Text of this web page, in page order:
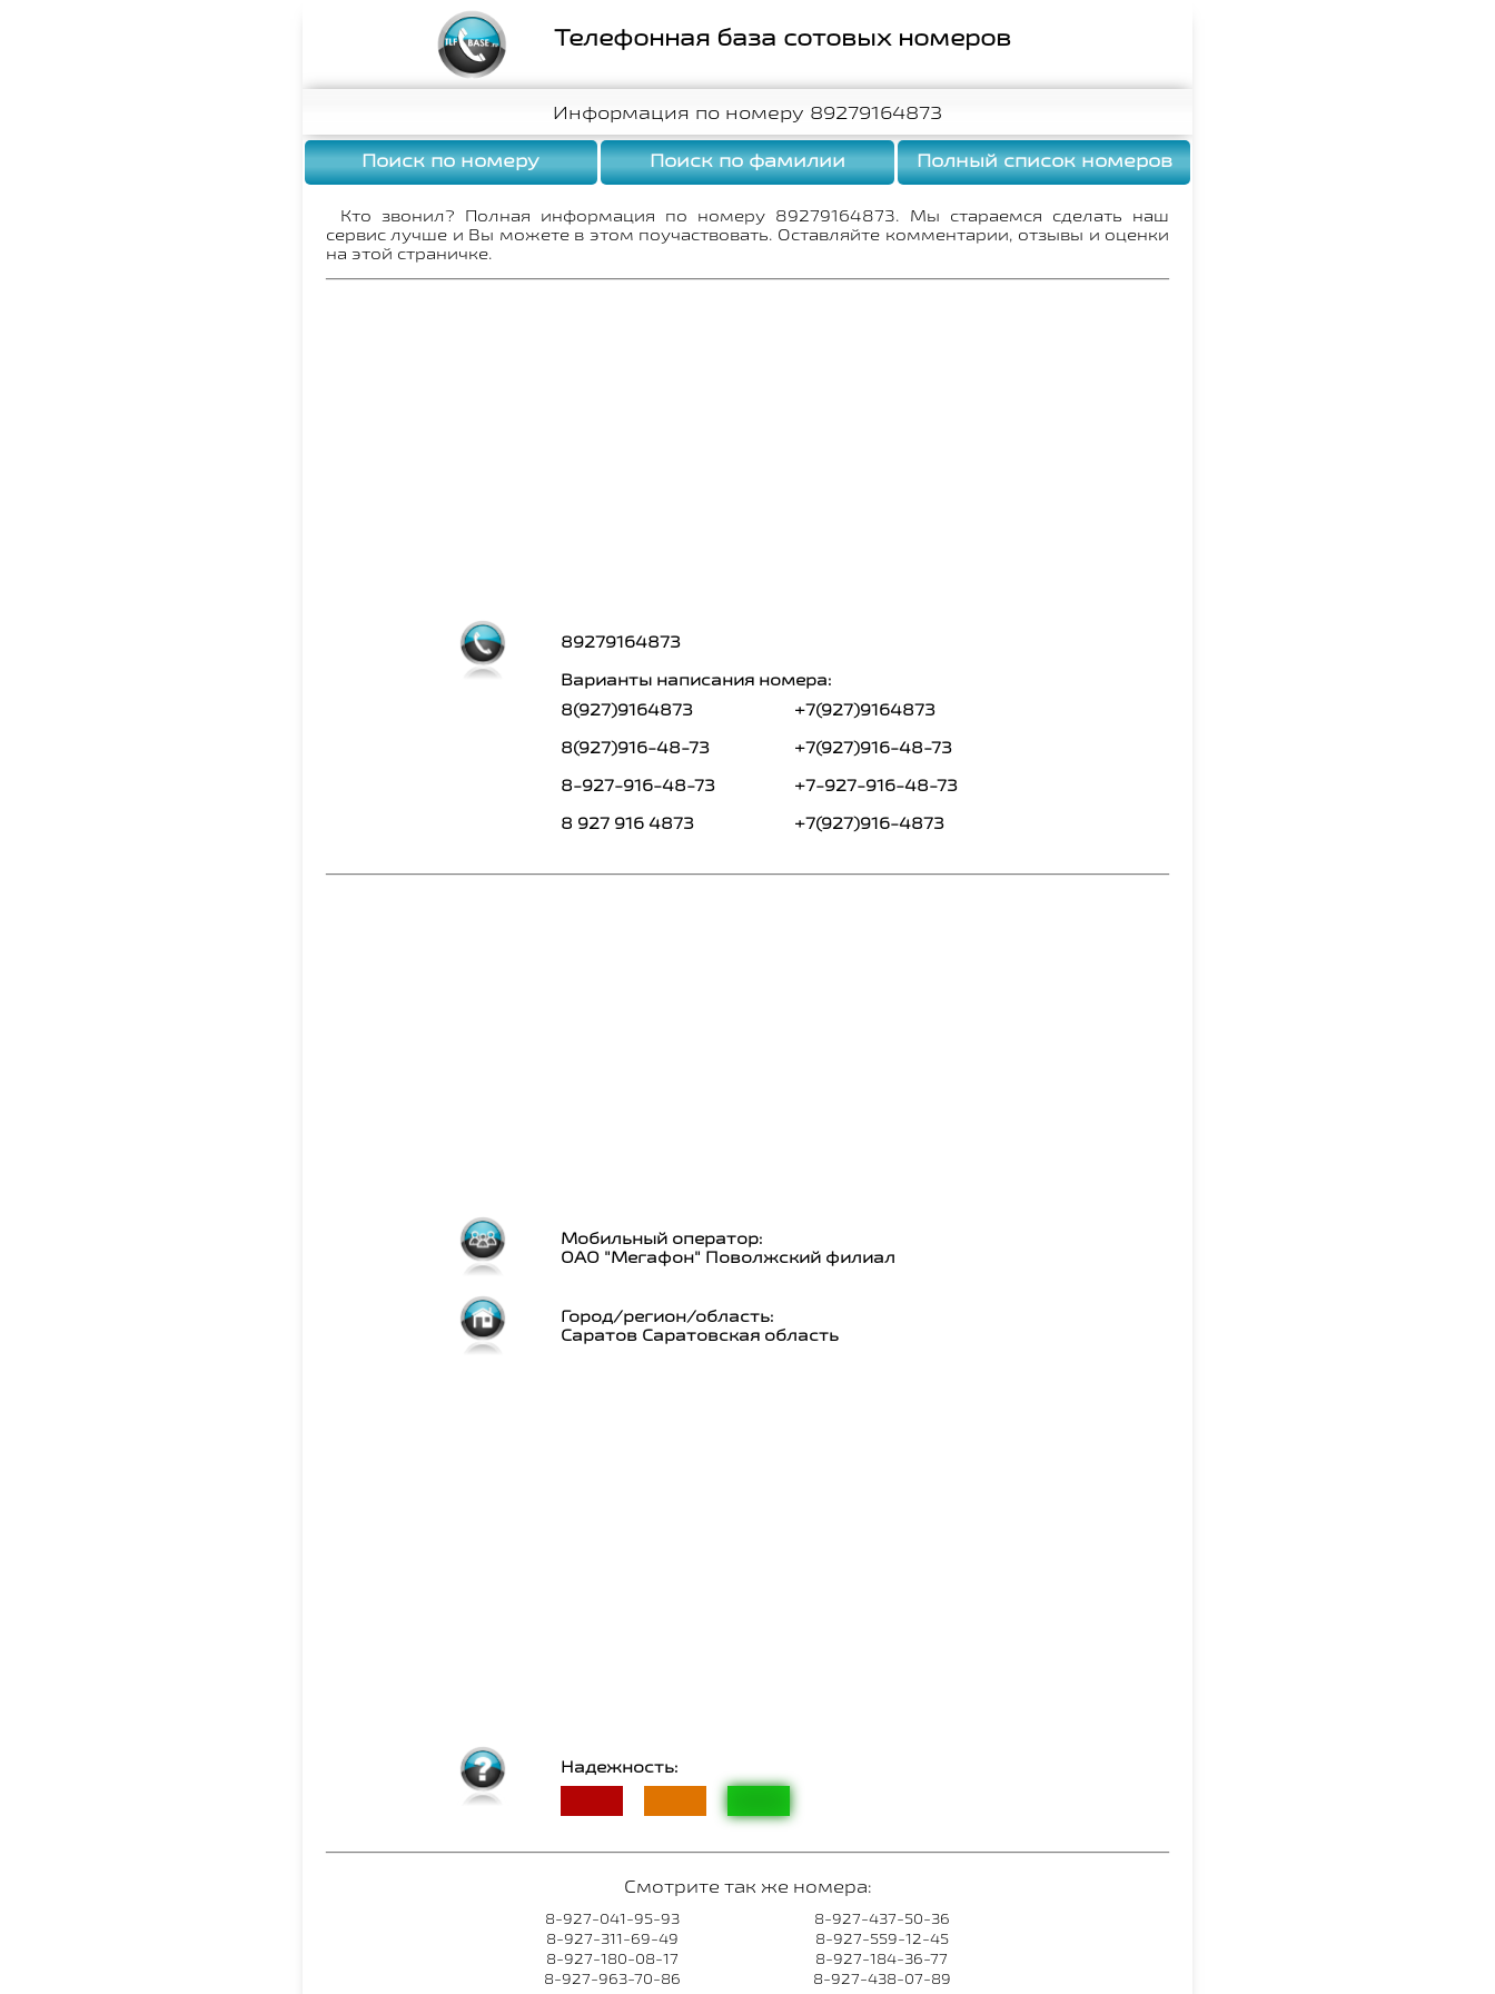
Кто звонил? Полная информация по номеру 89279164873. Мы стараемся сделать наш
сервис лучше и Вы можете в этом поучаствовать. Оставляйте комментарии, отзывы и оценки
на этой страничке.
89279164873
Варианты написания номера:
8(927)9164873
8(927)916-48-73
8-927-916-48-73
8 927 916 4873
+7(927)9164873
+7(927)916-48-73
+7-927-916-48-73
+7(927)916-4873
Мобильный оператор:
ОАО "Мегафон" Поволжский филиал
Город/регион/область:
Саратов Саратовская область
Надежность:
Смотрите так же номера:
8-927-041-95-93
8-927-311-69-49
8-927-180-08-17
8-927-963-70-86
8-927-437-50-36
8-927-559-12-45
8-927-184-36-77
8-927-438-07-89
Телефонная база сотовых номеров
Информация по номеру 89279164873
Поиск по номеру Поиск по фамилии Полный список номеров